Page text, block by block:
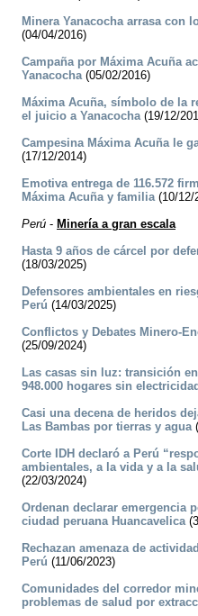
Minera Yanacocha arrasa con
(04/04/2016)
Campaña por Máxima Acuña
Yanacocha(05/02/2016)
Máxima Acuña, símbolo de la
el juicio a Yanacocha(19/12/
Campesina Máxima Acuña le
(17/12/2014)
Emotiva entrega de 116.572
Máxima Acuña y familia(10/12/
Perú - Minería a gran escala
Hasta 9 años de cárcel por
(18/03/2025)
Defensores ambientales en
Perú (14/03/2025)
Conflictos y Debates Minero-
(25/09/2024)
Las casas sin luz: transición
948.000 hogares sin electricidad
Casi una decena de heridos
Las Bambas por tierras y agua
Corte IDH declaró a Perú
ambientales, a la vida y a la
(22/03/2024)
Ordenan declarar emergencia
ciudad peruana Huancavelica
Rechazan amenaza de
Perú (11/06/2023)
Comunidades del corredor
problemas de salud por